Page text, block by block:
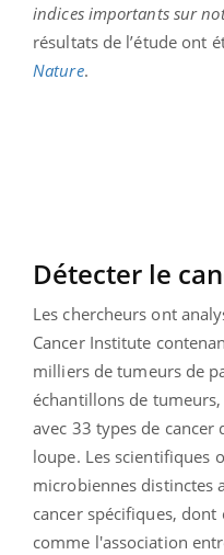
indices importants sur
résultats de l’étude ont
Nature.
Détecter le
Les chercheurs ont
Cancer Institute
milliers de tumeurs de
échantillons de
avec 33 types de cancer
loupe. Les scientifiques
microbiennes distinctes
cancer spécifiques,
comme l'association